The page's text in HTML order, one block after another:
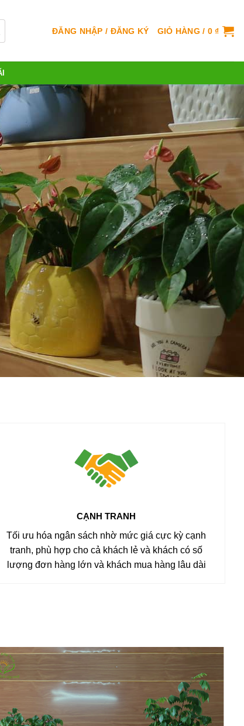
ĐĂNG NHẬP / ĐĂNG KÝ GIỎ HÀNG / 0₫
CẠNH TRANH
Tối ưu hóa ngân sách nhờ mức giá cực kỳ cạnh
tranh, phù hợp cho cả khách lẻ và khách có số
lượng đơn hàng lớn và khách mua hàng lâu dài